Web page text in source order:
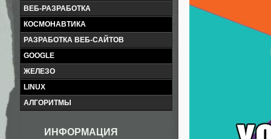
ВЕБ-РАЗРАБОТКА
КОСМОНАВТИКА
РАЗРАБОТКА ВЕБ-САЙТОВ
GOOGLE
ЖЕЛЕЗО
LINUX
АЛГОРИТМЫ
ИНФОРМАЦИЯ